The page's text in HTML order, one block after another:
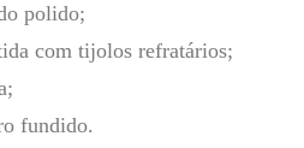
polido;
com tijolos refratários;
fundido.